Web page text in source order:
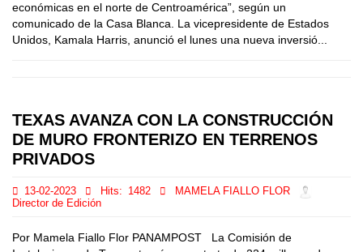
económicas en el norte de Centroamérica”, según un
comunicado de la Casa Blanca. La vicepresidente de Estados
Unidos, Kamala Harris, anunció el lunes una nueva inversió...
TEXAS AVANZA CON LA CONSTRUCCIÓN
DE MURO FRONTERIZO EN TERRENOS
PRIVADOS
13-02-2023 Hits: 1482
MAMELA FIALLO FLOR
Director de Edición
Por Mamela Fiallo Flor PANAMPOST La Comisión de